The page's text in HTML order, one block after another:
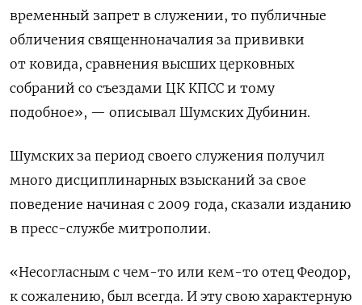
временный запрет в служении, то публичные
обличения священноначалия за прививки
от ковида, сравнения высших церковных
собраний со съездами ЦК КПСС и тому
подобное», — описывал Шумских Дубинин.
Шумских за период своего служения получил
много дисциплинарных взысканий за свое
поведение начиная с 2009 года, сказали изданию
в пресс-службе митрополии.
«Несогласным с чем-то или кем-то отец Феодор,
к сожалению, был всегда. И эту свою характерную